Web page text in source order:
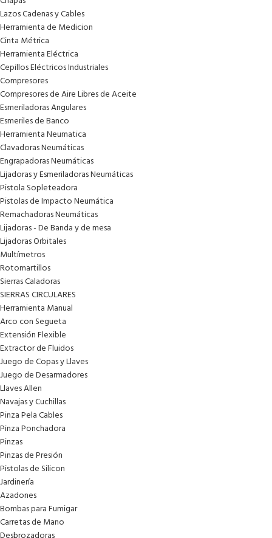
Lazos Cadenas y Cables
Herramienta de Medicion
Cinta Métrica
Herramienta Eléctrica
Cepillos Eléctricos Industriales
Compresores
Compresores de Aire Libres de Aceite
Esmeriladoras Angulares
Esmeriles de Banco
Herramienta Neumatica
Clavadoras Neumáticas
Engrapadoras Neumáticas
Lijadoras y Esmeriladoras Neumáticas
Pistola Sopleteadora
Pistolas de Impacto Neumática
Remachadoras Neumáticas
Lijadoras - De Banda y de mesa
Lijadoras Orbitales
Multímetros
Rotomartillos
Sierras Caladoras
SIERRAS CIRCULARES
Herramienta Manual
Arco con Segueta
Extensión Flexible
Extractor de Fluidos
Juego de Copas y Llaves
Juego de Desarmadores
Llaves Allen
Navajas y Cuchillas
Pinza Pela Cables
Pinza Ponchadora
Pinzas
Pinzas de Presión
Pistolas de Silicon
Jardinería
Azadones
Bombas para Fumigar
Carretas de Mano